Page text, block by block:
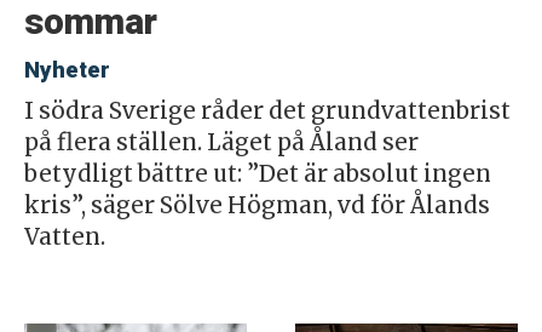
sommar
Nyheter
I södra Sverige råder det grundvattenbrist
på flera ställen. Läget på Åland ser
betydligt bättre ut: ”Det är absolut ingen
kris”, säger Sölve Högman, vd för Ålands
Vatten.